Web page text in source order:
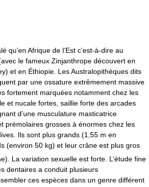
qu’en Afrique de l’Est c’est-à-dire au
le fameux Zinjanthrope découvert en
et en Éthiopie. Les Australopithèques dits
par une ossature extrêmement massive
fortement marquées notamment chez les
et nucale fortes, saillie forte des arcades
d’une musculature masticatrice
prémolaires grosses à énormes chez les
Ils sont plus grands (1,55 m en
(environ 50 kg) et leur crâne est plus gros
La variation sexuelle est forte. L’étude fine
dentaires a conduit plusieurs
ces espèces dans un genre différent